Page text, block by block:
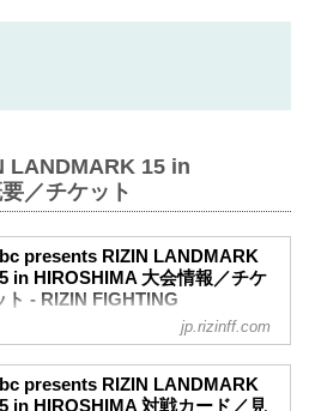
LANDMARK 15 in
／チケット
presents RIZIN LANDMARK
in HIROSHIMA 大会情報／チケ
ト - RIZIN FIGHTING
FEDERATION オフィシャルサイト
大会概要
催日時
jp.rizinff.com
presents RIZIN LANDMARK
in HIROSHIMA 対戦カード／見